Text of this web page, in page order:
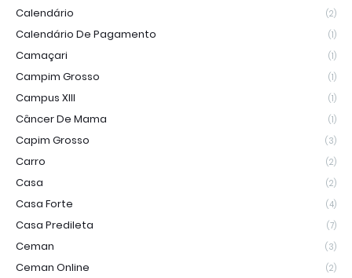
Calendário (2)
Calendário De Pagamento (1)
Camaçari (1)
Campim Grosso (1)
Campus XIII (1)
Câncer De Mama (1)
Capim Grosso (3)
Carro (2)
Casa (2)
Casa Forte (4)
Casa Predileta (7)
Ceman (3)
Ceman Online (2)